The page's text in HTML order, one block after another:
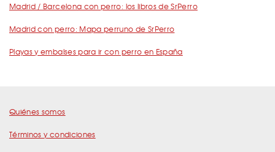
Madrid / Barcelona con perro: los libros de SrPerro
Madrid con perro: Mapa perruno de SrPerro
Playas y embalses para ir con perro en España
Quiénes somos
Términos y condiciones